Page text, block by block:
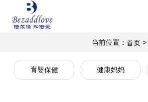
当前位置： 首页>
育婴保健 健康妈妈